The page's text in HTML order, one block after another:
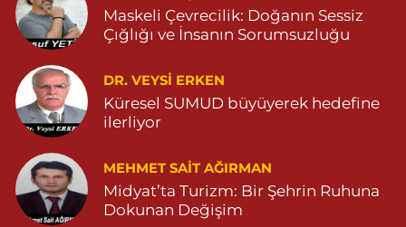
Ömerli Eczanesi
YENİ MAHALLE HASTANE CADDESİ 3086 SOKAK NO:7 2
04825413333
0 (482) 541 33 33 Yol Tarifi Al
Büşra Eczanesi
SAĞLIK OCAĞI YANI 04823812379
0 (482) 381 23 79 Yol Tarifi Al
Maskeli Çevrecilik: Doğanın Sessiz
Çığlığı ve İnsanın Sorumsuzluğu
DR. VEYSI ERKEN
Küresel SUMUD büyüyerek hedefine
ilerliyor
MEHMET SAIT AĞIRMAN
Midyat’ta Turizm: Bir Şehrin Ruhuna
Dokunan Değişim